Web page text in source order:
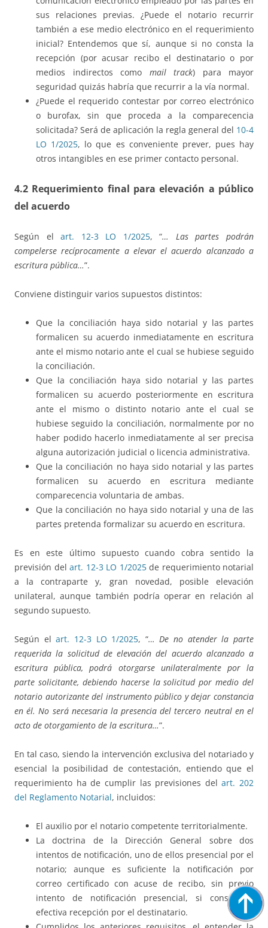
sus relaciones previas. ¿Puede el notario recurrir
también a ese medio electrónico en el requerimiento
inicial? Entendemos que sí, aunque si no consta la
recepción (por acusar recibo el destinatario o por
medios indirectos como mail track) para mayor
seguridad quizás habría que recurrir a la vía normal.
¿Puede el requerido contestar por correo electrónico
o burofax, sin que proceda a la comparecencia
solicitada? Será de aplicación la regla general del 10-4
LO 1/2025, lo que es conveniente prever, pues hay
otros intangibles en ese primer contacto personal.
4.2 Requerimiento final para elevación a público
del acuerdo
Según elart. 12-3 LO 1/2025, “… Las partes podrán
compelerse recíprocamente a elevar el acuerdo alcanzado a
escritura pública…”.
Conviene distinguir varios supuestos distintos:
Que la conciliación haya sido notarial y las partes
formalicen su acuerdo inmediatamente en escritura
ante el mismo notario ante el cual se hubiese seguido
la conciliación.
Que la conciliación haya sido notarial y las partes
formalicen su acuerdo posteriormente en escritura
ante el mismo o distinto notario ante el cual se
hubiese seguido la conciliación, normalmente por no
haber podido hacerlo inmediatamente al ser precisa
alguna autorización judicial o licencia administrativa.
Que la conciliación no haya sido notarial y las partes
formalicen su acuerdo en escritura mediante
comparecencia voluntaria de ambas.
Que la conciliación no haya sido notarial y una de las
partes pretenda formalizar su acuerdo en escritura.
Es en este último supuesto cuando cobra sentido la
previsión del art. 12-3 LO 1/2025de requerimiento notarial
a la contraparte y, gran novedad, posible elevación
unilateral, aunque también podría operar en relación al
segundo supuesto.
Según elart. 12-3 LO 1/2025, “… De no atender la parte
requerida la solicitud de elevación del acuerdo alcanzado a
escritura pública, podrá otorgarse unilateralmente por la
parte solicitante, debiendo hacerse la solicitud por medio del
notario autorizante del instrumento público y dejar constancia
en él. No será necesaria la presencia del tercero neutral en el
acto de otorgamiento de la escritura…”.
En tal caso, siendo la intervención exclusiva del notariado y
esencial la posibilidad de contestación, entiendo que el
requerimiento ha de cumplir las previsiones delart. 202
del Reglamento Notarial, incluidos:
El auxilio por el notario competente territorialmente.
La doctrina de la Dirección General sobre dos
intentos de notificación, uno de ellos presencial por el
notario; aunque es suficiente la notificación por
correo certificado con acuse de recibo, sin previo
intento de notificación presencial, si consta su
efectiva recepción por el destinatario.